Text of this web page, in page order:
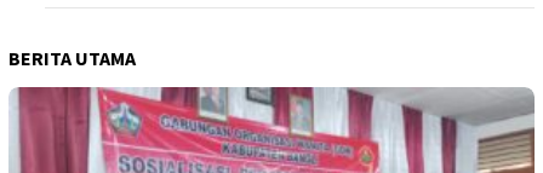
BERITA UTAMA